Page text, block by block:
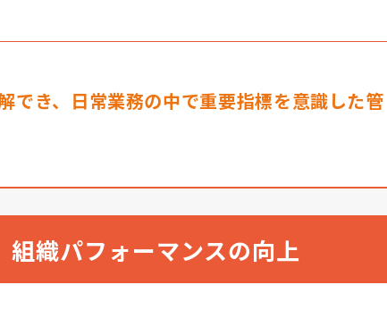
でき、日常業務の中で重要指標を意識した管
組織パフォーマンスの向上